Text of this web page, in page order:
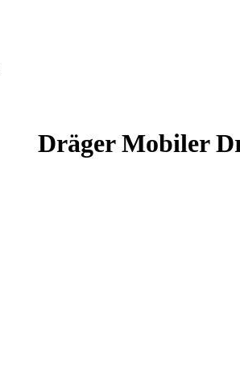
Dräger Mobiler